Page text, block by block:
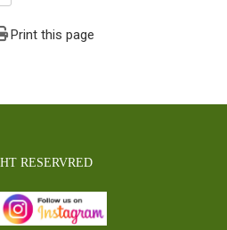
Print this page
RESERVRED